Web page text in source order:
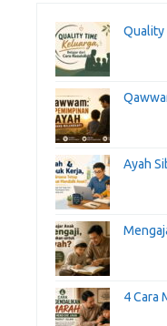
Quality
Ayah
4 Cara